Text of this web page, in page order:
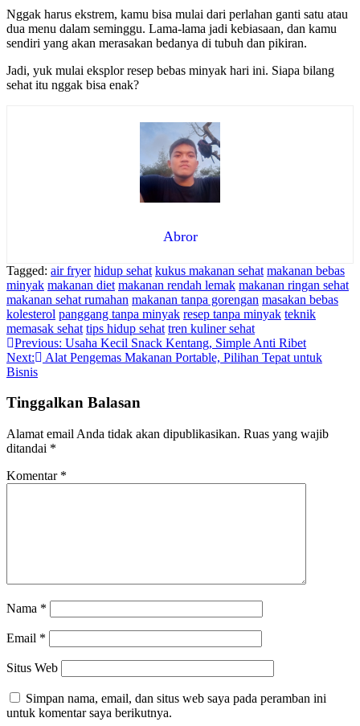
Nggak harus ekstrem, kamu bisa mulai dari perlahan ganti satu atau
dua menu dalam seminggu. Lama-lama jadi kebiasaan, dan kamu
sendiri yang akan merasakan bedanya di tubuh dan pikiran.
Jadi, yuk mulai eksplor resep bebas minyak hari ini. Siapa bilang
sehat itu nggak bisa enak?
Abror
Tagged: air fryer hidup sehat kukus makanan sehat makanan bebas
minyak makanan diet makanan rendah lemak makanan ringan sehat
makanan sehat rumahan makanan tanpa gorengan masakan bebas
kolesterol panggang tanpa minyak resep tanpa minyak teknik
memasak sehat tips hidup sehat tren kuliner sehat
Navigasi
pos
Previous: Usaha Kecil Snack Kentang, Simple Anti Ribet
Next:
Alat Pengemas Makanan Portable, Pilihan Tepat untuk
Bisnis
Tinggalkan Balasan
Alamat email Anda tidak akan dipublikasikan. Ruas yang wajib
ditandai *
Komentar *
Nama *
Email *
Situs Web
Simpan nama, email, dan situs web saya pada peramban ini
untuk komentar saya berikutnya.